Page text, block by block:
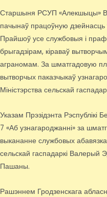
Старшыня РСУП «Алекшыцы»
пачынаў працоўную
Прайшоў усе службовыя і
брыгадзірам, кіраваў
аграномам. За шматгадовую
вытворчых паказчыкаў
Міністэрства сельскай
Указам Прэзідэнта
7 «Аб узнагароджанні» за
выкананне службовых
сельскай гаспадаркі Валерый
Пашаны.
Рашэннем Гродзенскага